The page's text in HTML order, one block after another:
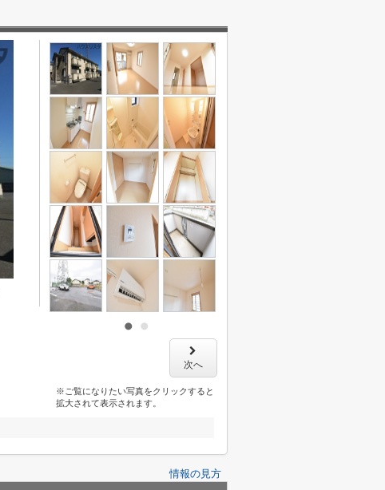
次へ
※ご覧になりたい写真をクリックすると
拡大されて表示されます。
情報の見方